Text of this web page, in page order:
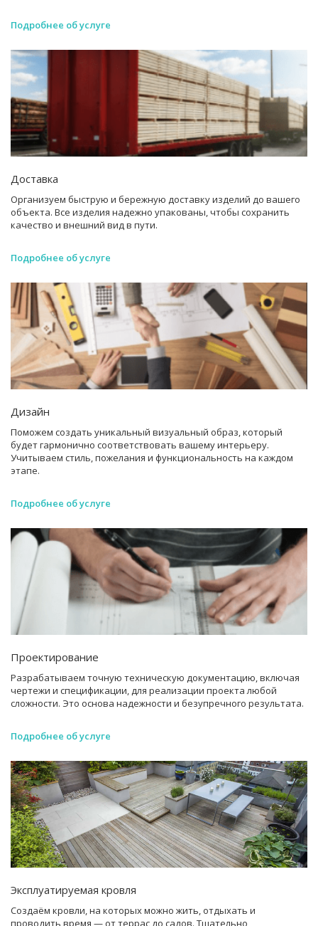
Подробнее об услуге
Доставка
Организуем быструю и бережную доставку изделий до вашего
объекта. Все изделия надежно упакованы, чтобы сохранить
качество и внешний вид в пути.
Подробнее об услуге
Дизайн
Поможем создать уникальный визуальный образ, который
будет гармонично соответствовать вашему интерьеру.
Учитываем стиль, пожелания и функциональность на каждом
этапе.
Подробнее об услуге
Проектирование
Разрабатываем точную техническую документацию, включая
чертежи и спецификации, для реализации проекта любой
сложности. Это основа надежности и безупречного результата.
Подробнее об услуге
Эксплуатируемая кровля
Создаём кровли, на которых можно жить, отдыхать и